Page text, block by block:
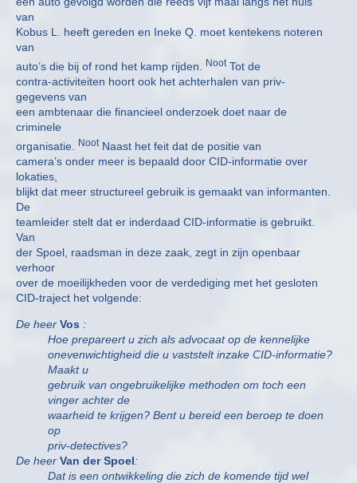
van
Kobus L. heeft gereden en Ineke Q. moet kentekens noteren
van
auto’s die bij of rond het kamp rijden.
NootTot de
contra-activiteiten hoort ook het achterhalen van priv-
gegevens van
een ambtenaar die financieel onderzoek doet naar de
criminele
organisatie.
NootNaast het feit dat de positie van
camera’s onder meer is bepaald door CID-informatie over
lokaties,
blijkt dat meer structureel gebruik is gemaakt van informanten.
De
teamleider stelt dat er inderdaad CID-informatie is gebruikt.
Van
der Spoel, raadsman in deze zaak, zegt in zijn openbaar
verhoor
over de moeilijkheden voor de verdediging met het gesloten
CID-traject het volgende:
De heer Vos :
Hoe prepareert u zich als advocaat op de kennelijke
onevenwichtigheid die u vaststelt inzake CID-informatie?
Maakt u
gebruik van ongebruikelijke methoden om toch een
vinger achter de
waarheid te krijgen? Bent u bereid een beroep te doen
op
priv-detectives?
De heer Van der Spoel:
Dat is een ontwikkeling die zich de komende tijd wel